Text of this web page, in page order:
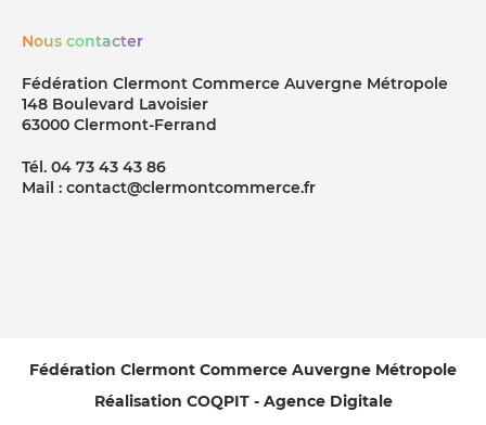
Nous contacter
Fédération Clermont Commerce Auvergne Métropole
148 Boulevard Lavoisier
63000 Clermont-Ferrand
Tél. 04 73 43 43 86
Mail : contact@clermontcommerce.fr
Fédération Clermont Commerce Auvergne Métropole
Réalisation COQPIT - Agence Digitale